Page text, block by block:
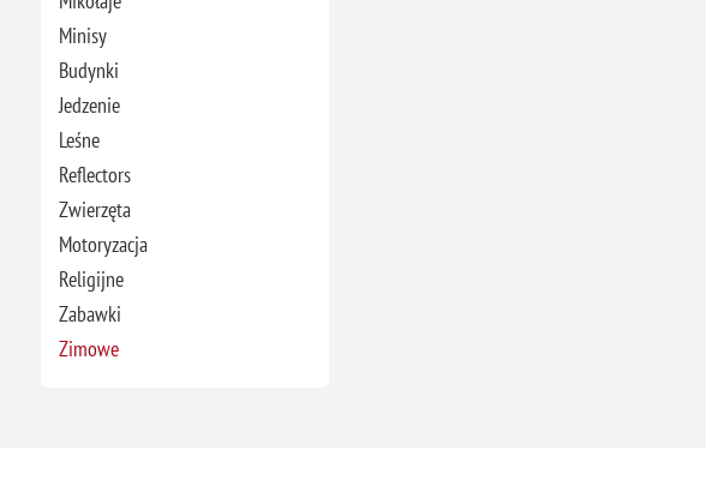
Minisy
Budynki
Jedzenie
Leśne
Reflectors
Zwierzęta
Motoryzacja
Religijne
Zabawki
Zimowe